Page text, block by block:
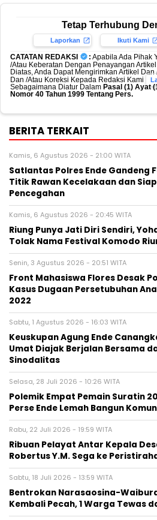
Tetap Terhubung
Laporkan Ikuti Kami
CATATAN REDAKSI : Apabila Ada Pihak
/Atau Keberatan Dengan Penayangan
Diatas, Anda Dapat Mengirimkan Artikel
Dan /Atau Koreksi Kepada Redaksi Kami
Sebagaimana Diatur Dalam Pasal (1) Ayat
Nomor 40 Tahun 1999 Tentang Pers.
BERITA TERKAIT
Kamis, 6 Agustus 2026 - 21:00 WITA
Satlantas Polres Ende Gandeng
Titik Rawan Kecelakaan dan
Pencegahan
Kamis, 6 Agustus 2026 - 20:45 WITA
Riung Punya Jati Diri Sendiri,
Tolak Nama Festival Komodo
Senin, 3 Agustus 2026 - 20:51 WITA
Front Mahasiswa Flores Desak
Kasus Dugaan Persetubuhan
2022
Sabtu, 1 Agustus 2026 - 16:03 WITA
Keuskupan Agung Ende
Umat Diajak Berjalan Bersama
Sinodalitas
Selasa, 28 Juli 2026 - 10:26 WITA
Polemik Empat Pemain Suratin
Perse Ende Lemah Bangun
Rabu, 22 Juli 2026 - 19:59 WITA
Ribuan Pelayat Antar Kepala
Robertus Y.M. Sega ke
Sabtu, 18 Juli 2026 - 13:59 WITA
Bentrokan Narasaosina-
Kembali Pecah, 1 Warga Tewas